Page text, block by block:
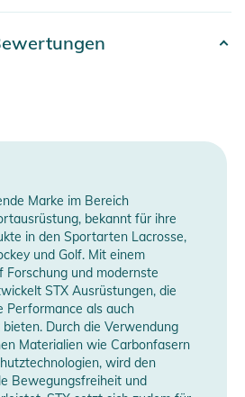
matte Composite-20-Schaft sorgt
Längenverstellung
mit matter Oberfläche
Freizeit-Paddler:innen
und
3-teilig
Herstellerangaben
anzeigen
Marke im Bereich
bekannt für ihre
in den Sportarten Lacrosse,
und Golf. Mit einem
Forschung und modernste
STX Ausrüstungen, die
Performance als auch
Durch die Verwendung
Materialien wie Carbonfasern
wird den
Bewegungsfreiheit und